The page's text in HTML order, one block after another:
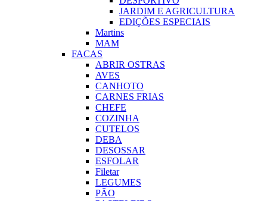
JARDIM E AGRICULTURA
EDIÇÕES ESPECIAIS
Martins
MAM
FACAS
ABRIR OSTRAS
AVES
CANHOTO
CARNES FRIAS
CHEFE
COZINHA
CUTELOS
DEBA
DESOSSAR
ESFOLAR
Filetar
LEGUMES
PÃO